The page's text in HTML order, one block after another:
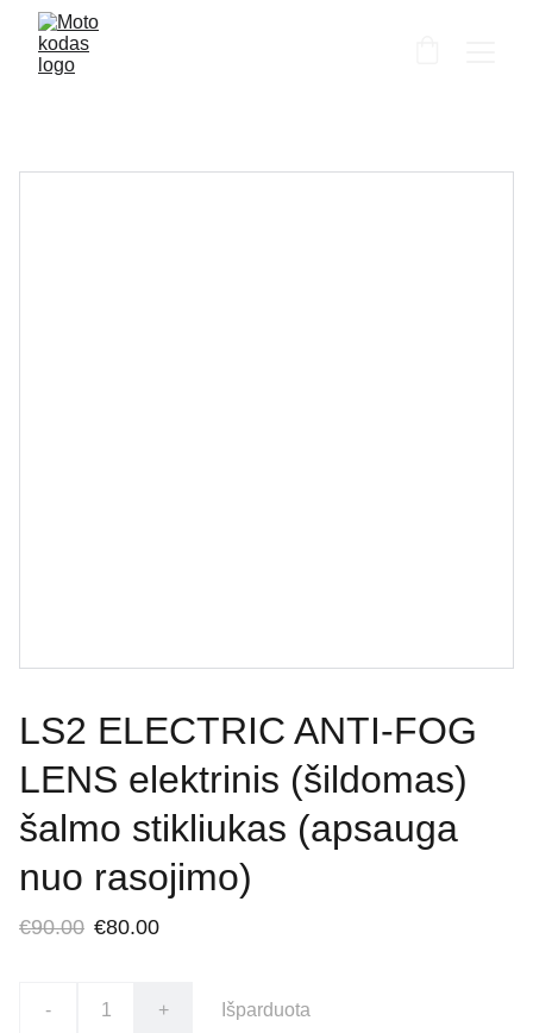
LS2 ELECTRIC ANTI-FOG
LENS elektrinis (šildomas)
šalmo stikliukas (apsauga
nuo rasojimo)
€90.00 €80.00
- + Išparduota